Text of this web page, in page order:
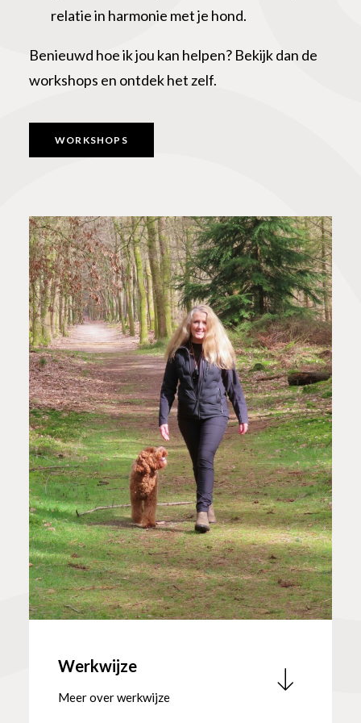
relatie in harmonie met je hond.
Benieuwd hoe ik jou kan helpen? Bekijk dan de
workshops en ontdek het zelf.
WORKSHOPS
Werkwijze
Meer over werkwijze